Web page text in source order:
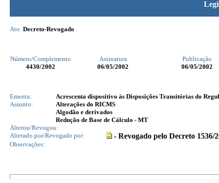
Ato: Decreto-Revogado
Número/Complemento Assinatura
Publicação
4430/2002 06/05/2002 06/05/2002
Ementa:
Acrescenta dispositivo às Disposições Transitórias do
Assunto:
Alterações do RICMS
Algodão e derivados
Redução de Base de Cálculo - MT
Alterou/Revogou:
Alterado por/Revogado por:
- Revogado pelo Decreto 1536/
Observações: